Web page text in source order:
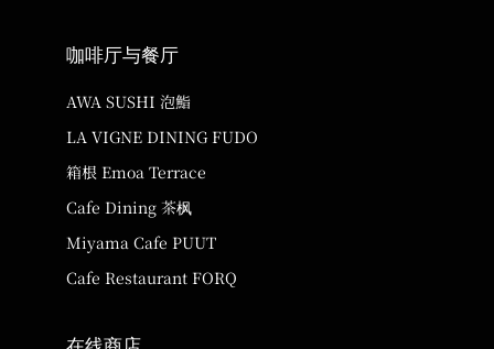
咖啡厅与餐厅
AWA SUSHI 泡鮨
LA VIGNE DINING FUDO
箱根 Emoa Terrace
Cafe Dining 茶枫
Miyama Cafe PUUT
Cafe Restaurant FORQ